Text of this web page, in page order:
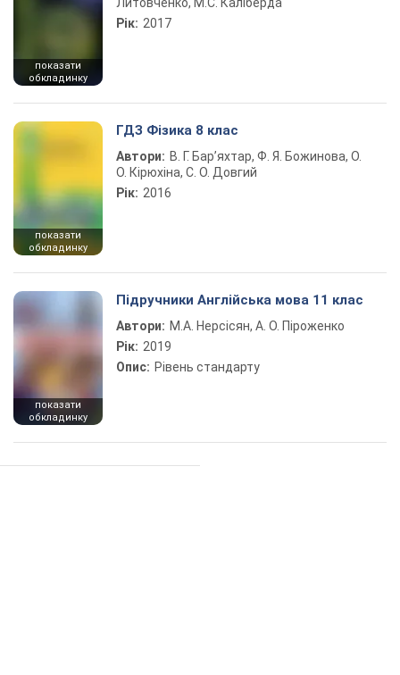
показати
обкладинку
Рік: 2017
показати
обкладинку
ГДЗ Фізика 8 клас
Автори: В. Г. Бар’яхтар, Ф. Я. Божинова, О.
О. Кірюхіна, С. О. Довгий
Рік: 2016
показати
обкладинку
Підручники Англійська мова 11 клас
Автори: М.А. Нерсісян, А. О. Піроженко
Рік: 2019
Опис: Рівень стандарту